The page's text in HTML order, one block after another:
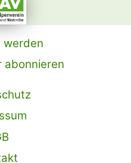
werden
abonnieren